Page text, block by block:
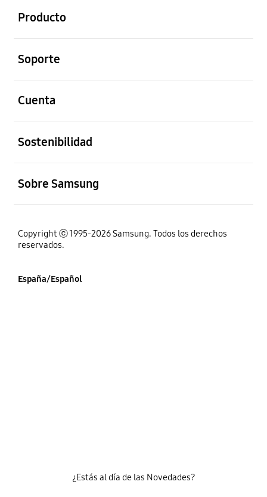
Producto
Soporte
Cuenta
Sostenibilidad
Sobre Samsung
Copyright ⓒ 1995-2026 Samsung. Todos los derechos
reservados.
España/Español
¿Estás al día de las Novedades?